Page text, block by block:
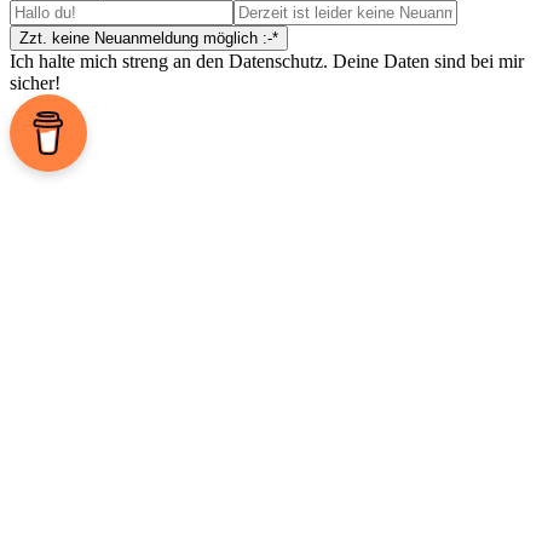
Ich halte mich streng an den Datenschutz. Deine Daten sind bei mir
sicher!